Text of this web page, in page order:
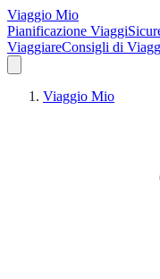
Viaggio Mio
Pianificazione Viaggi
ViaggiareConsigli di
Viaggio Mio